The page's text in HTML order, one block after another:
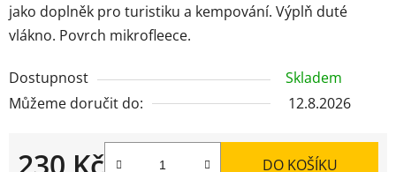
jako doplněk pro turistiku a kempování. Výplň duté
vlákno. Povrch mikrofleece.
Dostupnost
Skladem
Můžeme doručit do:
12.8.2026
230 Kč DO KOŠÍKU